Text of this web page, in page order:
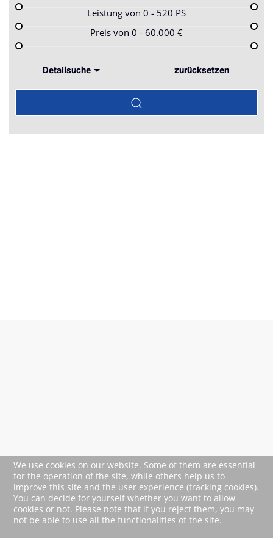
Leistung von 0 - 520 PS
Preis von 0 - 60.000 €
Detailsuche zurücksetzen
We use cookies on our website. Some of them are essential
for the operation of the site, while others help us to
improve this site and the user experience (tracking cookies).
You can decide for yourself whether you want to allow
cookies or not. Please note that if you reject them, you may
not be able to use all the functionalities of the site.